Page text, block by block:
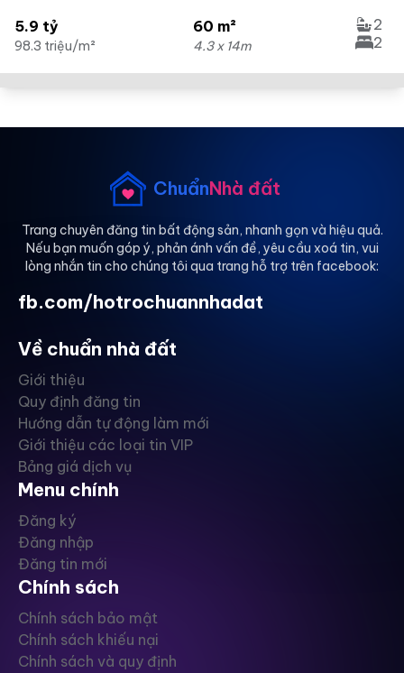
5.9 tỷ
98.3 triệu/m²
60 m²
4.3 x 14m
2
2
ChuẩnNhà đất
Trang chuyên đăng tin bất động sản, nhanh gọn và hiệu quả.
Nếu bạn muốn góp ý, phản ánh vấn đề, yêu cầu xoá tin, vui
lòng nhắn tin cho chúng tôi qua trang hỗ trợ trên facebook:
fb.com/hotrochuannhadat
Về chuẩn nhà đất
Giới thiệu
Quy định đăng tin
Hướng dẫn tự động làm mới
Giới thiệu các loại tin VIP
Bảng giá dịch vụ
Menu chính
Đăng ký
Đăng nhập
Đăng tin mới
Chính sách
Chính sách bảo mật
Chính sách khiếu nại
Chính sách và quy định